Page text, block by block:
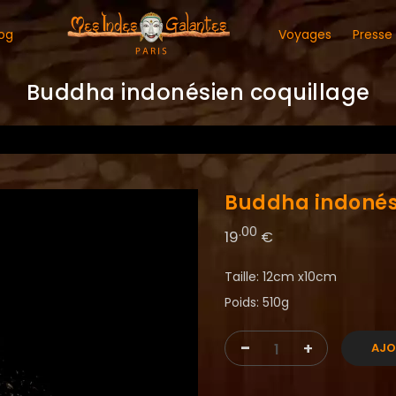
Voyages Presse
Buddha indonésien coquillage
Buddha
19.00 €
Taille: 12cm x10cm
Poids: 510g
- +